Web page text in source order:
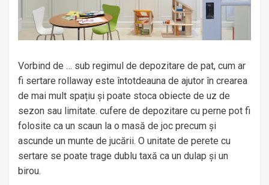
Vorbind de … sub regimul de depozitare de pat, cum ar
fi sertare rollaway este întotdeauna de ajutor în crearea
de mai mult spațiu și poate stoca obiecte de uz de
sezon sau limitate. cufere de depozitare cu perne pot fi
folosite ca un scaun la o masă de joc precum și
ascunde un munte de jucării. O unitate de perete cu
sertare se poate trage dublu taxă ca un dulap și un
birou.